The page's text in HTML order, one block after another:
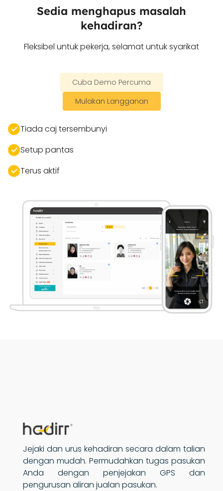
atau tablet biasa, disegerakkan ke
awan secara masa nyata, dilengkapi
liveness detection antipenipuan, dan
kekal terhubung dengan syif, OT dan
rekap automatik — tanpa pelaburan
Sedia menghapus masalah
kehadiran?
Fleksibel untuk pekerja, selamat untuk syarikat
Cuba Demo Percuma
Mulakan Langganan
Tiada caj tersembunyi
Setup pantas
Terus aktif
Jejaki dan urus kehadiran secara dalam talian
dengan mudah. Permudahkan tugas pasukan
Anda dengan penjejakan GPS dan
pengurusan aliran jualan pasukan.